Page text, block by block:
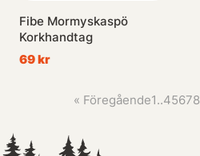
Fibe Mormyskaspö
Korkhandtag
69 kr
« Föregående1..45678